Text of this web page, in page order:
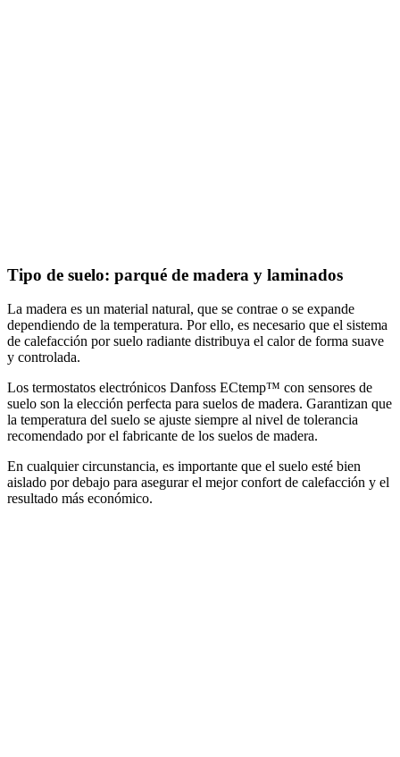
Tipo de suelo: parqué de madera y laminados
La madera es un material natural, que se contrae o se expande
dependiendo de la temperatura. Por ello, es necesario que el sistema
de calefacción por suelo radiante distribuya el calor de forma suave
y controlada.
Los termostatos electrónicos Danfoss ECtemp™ con sensores de
suelo son la elección perfecta para suelos de madera. Garantizan que
la temperatura del suelo se ajuste siempre al nivel de tolerancia
recomendado por el fabricante de los suelos de madera.
En cualquier circunstancia, es importante que el suelo esté bien
aislado por debajo para asegurar el mejor confort de calefacción y el
resultado más económico.